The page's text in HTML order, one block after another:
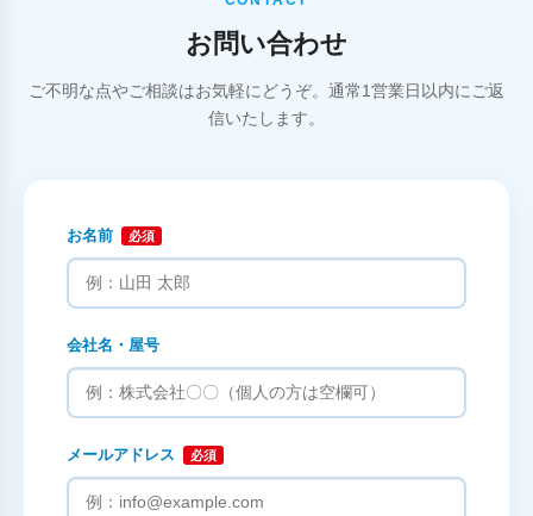
お問い合わせ
ご不明な点やご相談はお気軽にどうぞ。通常1営業日以内にご返
信いたします。
お名前 必須
会社名・屋号
メールアドレス 必須